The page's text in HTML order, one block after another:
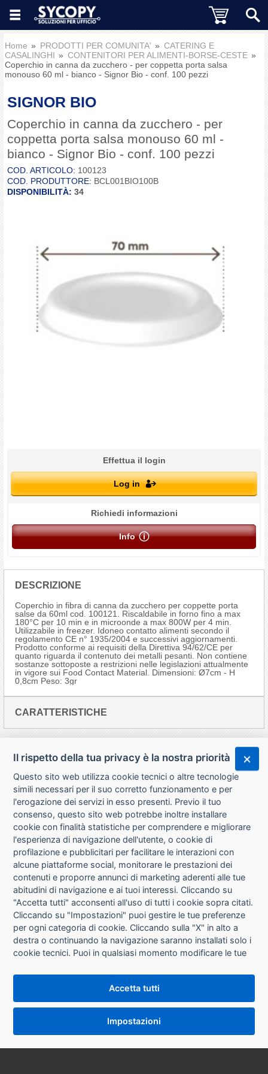
Home PRODOTTI PER COMUNITA'
CATERING E
CASALINGHI
CONTENITORI PER ALIMENTI-BORSE-CESTE
Coperchio in canna da zucchero - per coppetta porta salsa
monouso 60 ml - bianco - Signor Bio - conf. 100 pezzi
SIGNOR BIO
Coperchio in canna da zucchero - per
coppetta porta salsa monouso 60 ml -
bianco - Signor Bio - conf. 100 pezzi
COD. ARTICOLO: 100123
COD. PRODUTTORE: BCL001BIO100B
DISPONIBILITÀ: 34
Effettua il login
Log in
Richiedi informazioni
Info
DESCRIZIONE
Coperchio in fibra di canna da zucchero per coppette porta
salse da 60ml cod. 100121. Riscaldabile in forno fino a max
180°C per 10 min e in microonde a max 800W per 4 min.
Utilizzabile in freezer. Idoneo contatto alimenti secondo il
regolamento CE n° 1935/2004 e successivi aggiornamenti.
Prodotto conforme ai requisiti della Direttiva 94/62/CE per
quanto riguarda il contenuto dei metalli pesanti. Non contiene
sostanze sottoposte a restrizioni nelle legislazioni attualmente
in vigore sui Food Contact Material. Dimensioni: Ø7cm - H
0,8cm Peso: 3gr
CARATTERISTICHE
CHI SIAMO
CONTATTI
CONDIZIONI DI VENDITA
RICHIESTA RECESSO
PRIVACY
Il rispetto della tua privacy è la nostra priorità
Questo sito web utilizza cookie tecnici o altre tecnologie
simili necessari per il suo corretto funzionamento e per
l'erogazione dei servizi in esso presenti. Previo il tuo
consenso, questo sito web potrebbe inoltre installare
cookie con finalità statistiche per comprendere e migliorare
l'esperienza di navigazione dell'utente, o cookie di
profilazione e pubblicitari per facilitare le interazioni con
alcune piattaforme social, monitorare le prestazioni dei
contenuti e proporre annunci di marketing aderenti alle tue
abitudini di navigazione e ai tuoi interessi. Cliccando su
"Accetta tutti" acconsenti all'uso di tutti i cookie sopra citati.
Cliccando su "Impostazioni" puoi gestire le tue preferenze
per ogni categoria di cookie. Cliccando sulla "X" in alto a
destra o continuando la navigazione saranno installati solo i
cookie tecnici. Puoi in qualsiasi momento modificare le tue
che si trova in fondo alle pagine del sito. Per maggiori
informazioni consulta la nostraInformativa sui cookie
Accetta tutti
Impostazioni